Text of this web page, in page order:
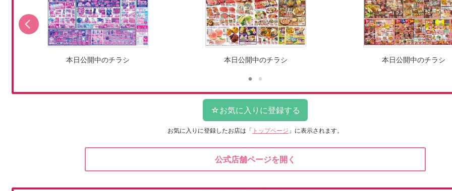
本日公開中のチラシ 本日公開中のチラシ 本日公開中のチラシ
お気に入りに登録したお店は 「 トップページ 」に表示されます。
公式店舗ページを開く